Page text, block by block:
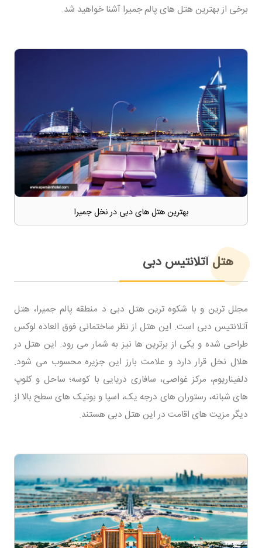
برخی از بهترین هتل های پالم جمیرا آشنا خواهید شد.
بهترین هتل های دبی در نخل جمیرا
هتل آتلانتیس دبی
مجلل ترین و با شکوه ترین هتل دبی د منطقه پالم جمیرا، هتل
آتلانتیس دبی است. این هتل از نظر ساختمانی فوق العاده لوکس
طراحی شده و یکی از برترین ها نیز به شمار می رود. این هتل در
هلال نخل قرار دارد و علامت بارز این جزیره محسوب می شود.
دلفیناریوم، مرکز غواصی، سافاری دریایی با کوسه؛ ساحل و کلوپ
های شبانه، رستوران های درجه یک، اسپا و بوتیک های سطح بالا از
دیگر مزیت های اقامت در این هتل دبی هستند.